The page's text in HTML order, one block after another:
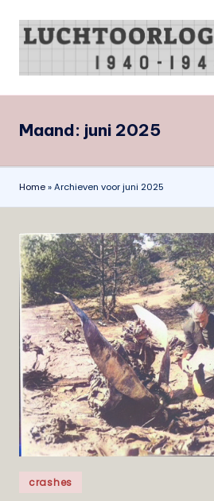
h
t
o
r
l
o
g
Z
e
i
s
t
things
air
Zeist
1945
Maand: juni 2025
Home»Archieven voor juni 2025
Geplaatst
crashes